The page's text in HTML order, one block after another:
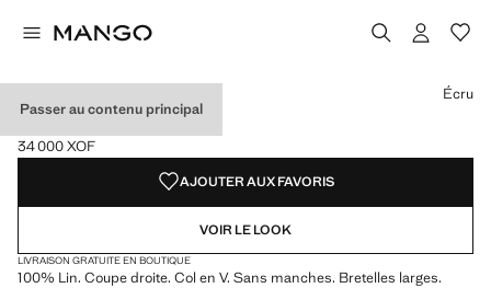
Passer au contenu principal
GILET COSTUME LIN
Prix actuel [34 000 XOF ]
34 000 XOF
Choisissez une couleur
Couleur Fuchsia
Couleur Noir
Couleur Écru sélectionnée
Couleur Bleu ciel
Écru
AJOUTER AUX FAVORIS
VOIR LE LOOK
LIVRAISON GRATUITE EN BOUTIQUE
100% Lin. Coupe droite. Col en V. Sans manches. Bretelles larges.